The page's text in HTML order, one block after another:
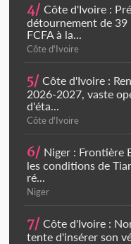
4/ Côte d'Ivoire :
détournement de 39
FCFA à la...
Côte d'Ivoire
5/ Côte d'Ivoire :
2026-2027, vaste
d'éta...
Côte d'Ivoire
6/ Niger : Frontière
les conditions de
ré...
Niger
7/ Côte d'Ivoire :
tente d'insérer son